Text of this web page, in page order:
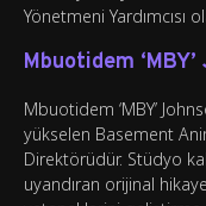
Yönetmeni Yardımcısı
Mbuotidem
Mbuotidem ‘MBY’
yükselen Basement
Direktörüdür. Stüdyo
uyandıran orijinal